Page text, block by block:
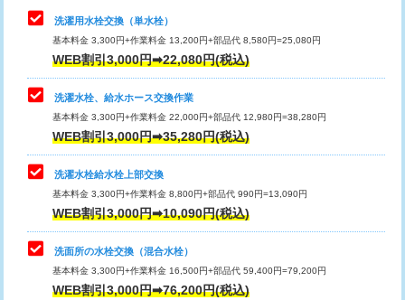
給水管工事※（ライニング鋼管・銅
管・ポリ管・HT管使用/3ｍ超え)
排水管工事（土の掘削・埋め戻し作
業）
排水管工事（排水管工事/3ｍまで） 55,000円
排水管工事（追加 排水管工事/3ｍ超
え）
マス交換（土の掘削・埋め戻し作業）
マス交換（深さ50㎝未満）
マス交換（深さ50㎝以上）
理・調整・分解・加工など（中作業）
止水・漏水調査・防水処理・清掃・修
理・調整・分解・加工など（重作業）
33,000円
キッチンタンク脱着
その他部品の脱着
交換・取付（タンク）
交換・取付(単水栓（壁付・デッキ
式）)
交換・取付(混合水栓（壁付・デッキ
式・ワンホール）)
16,500円+材料費
洗濯用水栓交換（単水栓）
基本料金 3,300円+作業料金 13,200円+部品代 8,580円=25,080円
WEB割引3,000円➡22,080円(税込)
洗濯水栓、給水ホース交換作業
基本料金 3,300円+作業料金 22,000円+部品代 12,980円=38,280円
WEB割引3,000円➡35,280円(税込)
洗濯水栓給水栓上部交換
基本料金 3,300円+作業料金 8,800円+部品代 990円=13,090円
WEB割引3,000円➡10,090円(税込)
洗面所の水栓交換（混合水栓）
基本料金 3,300円+作業料金 16,500円+部品代 59,400円=79,200円
WEB割引3,000円➡76,200円(税込)